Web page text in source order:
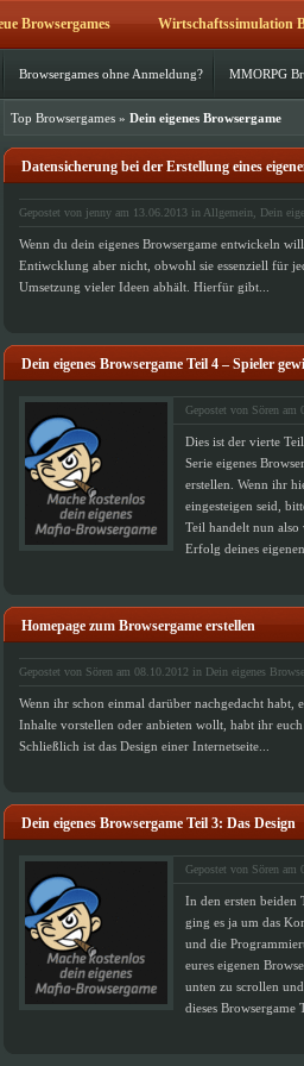
Browsergames Wirtschaftssimulation
Browsergames ohne Anmeldung? MMORPG
Top Browsergames » Dein eigenes Browsergame
Datensicherung bei der Erstellung eines
Gepostet von jenny am 13.06.2013 in Allgemein Dein
Wenn du dein eigenes Browsergame entwickeln
Entiwcklung aber nicht, obwohl sie essenziell für
Umsetzung vieler Ideen abhält. Hierfür gibt...
Dein eigenes Browsergame Teil 4 – Spieler
Gepostet von Sören am
Dies ist der vierte
Serie eigenes
erstellen. Wenn ihr
eingesteigen seid,
Teil handelt nun also
Erfolg deines eigenen
Homepage zum Browsergame erstellen
Gepostet von Sören am 08.10.2012 in Dein eigenes
Wenn ihr schon einmal darüber nachgedacht habt,
Inhalte vorstellen oder anbieten wollt, habt ihr
Schließlich ist das Design einer Internetseite...
Dein eigenes Browsergame Teil 3: Das Design
Gepostet von Sören am
In den ersten beiden
ging es ja um das
und die
eures eigenen
unten zu scrollen
dieses Browsergame